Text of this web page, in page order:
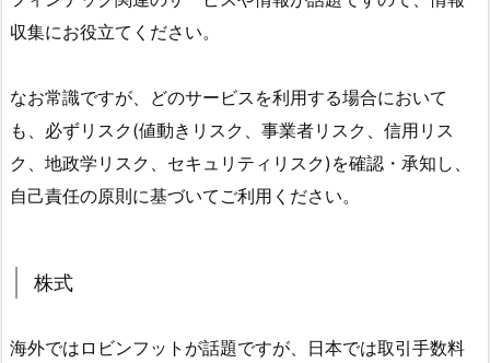
収集にお役立てください。
なお常識ですが、どのサービスを利用する場合において
も、必ずリスク(値動きリスク、事業者リスク、信用リス
ク、地政学リスク、セキュリティリスク)を確認・承知し、
自己責任の原則に基づいてご利用ください。
株式
海外ではロビンフットが話題ですが、日本では取引手数料